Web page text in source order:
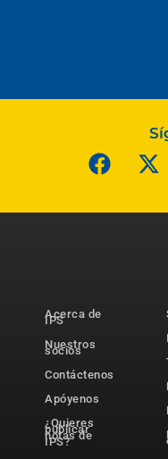
Acerca de
IPS
Nuestros
socios
Contáctenos
Apóyenos
¿Quieres
publicar
notas de
IPS?